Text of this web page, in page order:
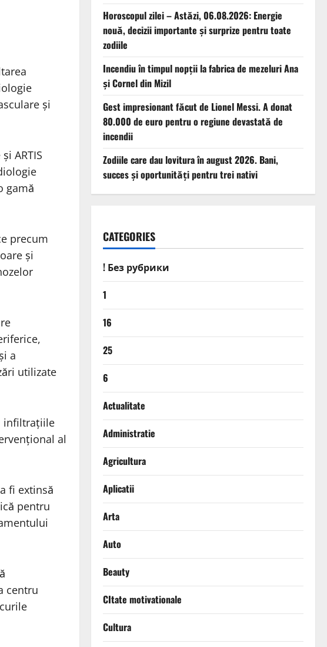
și
ARTIS
gamă
precum
și
a
utilizate
infiltrațiile
al
fi extinsă
pentru
centru
Horoscopul zilei – Astăzi, 06.08.2026: Energie
nouă, decizii importante și surprize pentru toate
zodiile
Incendiu în timpul nopții la fabrica de mezeluri Ana
și Cornel din Mizil
Gest impresionant făcut de Lionel Messi. A donat
80.000 de euro pentru o regiune devastată de
incendii
Zodiile care dau lovitura în august 2026. Bani,
succes și oportunități pentru trei nativi
CATEGORIES
! Без рубрики
1
16
25
6
Actualitate
Administratie
Agricultura
Aplicatii
Arta
Auto
Beauty
CItate motivationale
Cultura